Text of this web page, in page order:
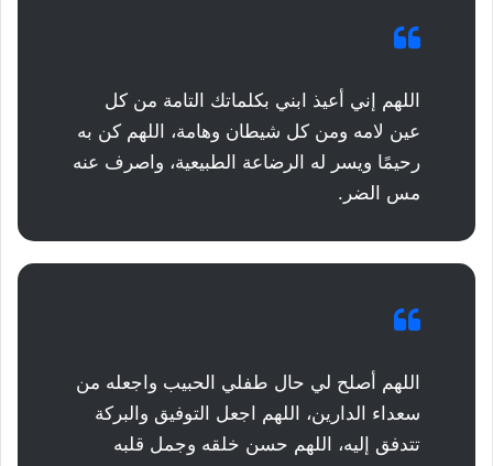
اللهم إني أعيذ ابني بكلماتك التامة من كل
عين لامه ومن كل شيطان وهامة، اللهم كن به
رحيمًا ويسر له الرضاعة الطبيعية، واصرف عنه
مس الضر.
اللهم أصلح لي حال طفلي الحبيب واجعله من
سعداء الدارين، اللهم اجعل التوفيق والبركة
تتدفق إليه، اللهم حسن خلقه وجمل قلبه